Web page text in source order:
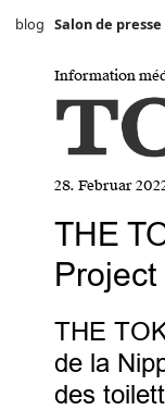
blog Salon de presse
Information
28. Februar
THE
Project
THE
de la
des